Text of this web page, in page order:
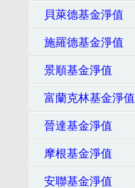
貝萊德基金淨值
施羅德基金淨值
景順基金淨值
富蘭克林基金淨值
晉達基金淨值
摩根基金淨值
安聯基金淨值